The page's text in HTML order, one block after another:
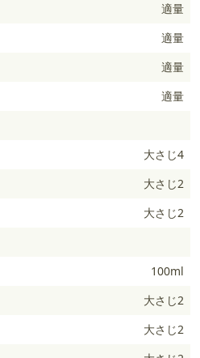
適量
適量
適量
適量
大さじ4
大さじ2
大さじ2
100ml
大さじ2
大さじ2